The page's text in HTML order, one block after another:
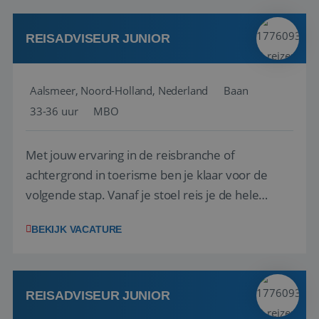
werken: of het nu gaat om vragen ...
REISADVISEUR JUNIOR
Aalsmeer, Noord-Holland, Nederland
Baan
33-36 uur
MBO
Met jouw ervaring in de reisbranche of
achtergrond in toerisme ben je klaar voor de
volgende stap. Vanaf je stoel reis je de hele
wensen van je team, je klant en wat er in de
klanten te overtuigen om die droomreis te
boeken! ...
BEKIJK VACATURE
REISADVISEUR JUNIOR